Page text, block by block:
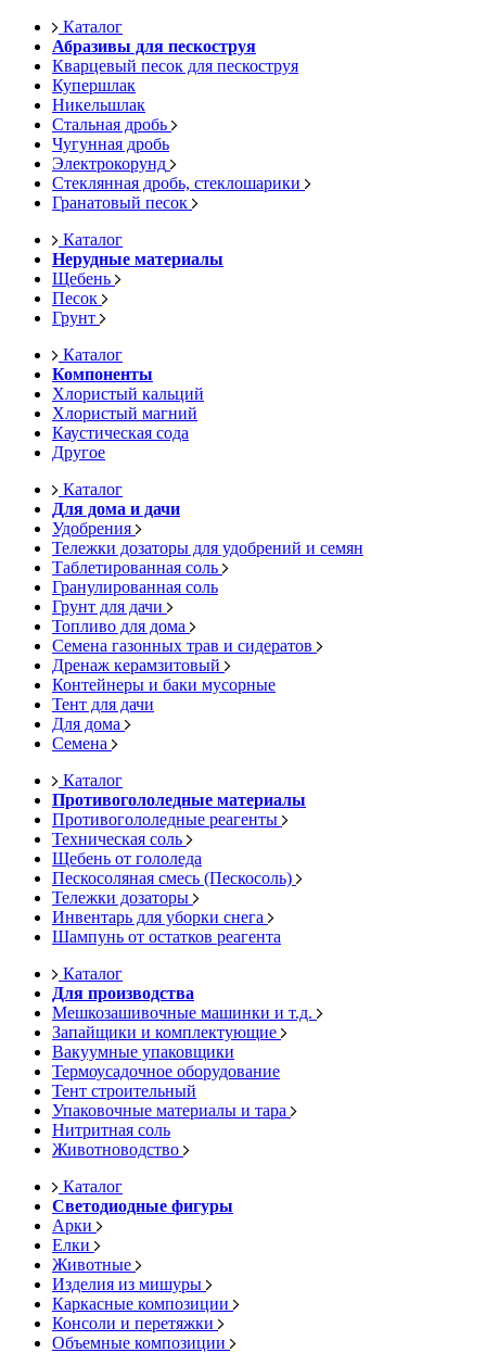
Каталог
Абразивы для пескоструя
Кварцевый песок для пескоструя
Купершлак
Никельшлак
Стальная дробь
Чугунная дробь
Электрокорунд
Стеклянная дробь, стеклошарики
Гранатовый песок
Каталог
Нерудные материалы
Щебень
Песок
Грунт
Каталог
Компоненты
Хлористый кальций
Хлористый магний
Каустическая сода
Другое
Каталог
Для дома и дачи
Удобрения
Тележки дозаторы для удобрений и семян
Таблетированная соль
Гранулированная соль
Грунт для дачи
Топливо для дома
Семена газонных трав и сидератов
Дренаж керамзитовый
Контейнеры и баки мусорные
Тент для дачи
Для дома
Семена
Каталог
Противогололедные материалы
Противогололедные реагенты
Техническая соль
Щебень от гололеда
Пескосоляная смесь (Пескосоль)
Тележки дозаторы
Инвентарь для уборки снега
Шампунь от остатков реагента
Каталог
Для производства
Мешкозашивочные машинки и т.д.
Запайщики и комплектующие
Вакуумные упаковщики
Термоусадочное оборудование
Тент строительный
Упаковочные материалы и тара
Нитритная соль
Животноводство
Каталог
Светодиодные фигуры
Арки
Елки
Животные
Изделия из мишуры
Каркасные композиции
Консоли и перетяжки
Объемные композиции